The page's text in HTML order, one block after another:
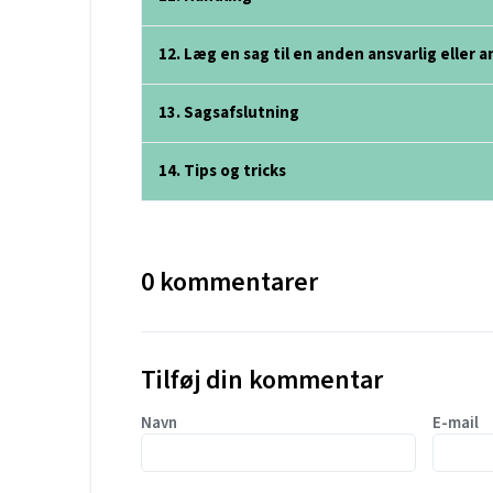
12. Læg en sag til en anden ansvarlig eller
13. Sagsafslutning
14. Tips og tricks
0 kommentarer
Tilføj din kommentar
Navn E-mail